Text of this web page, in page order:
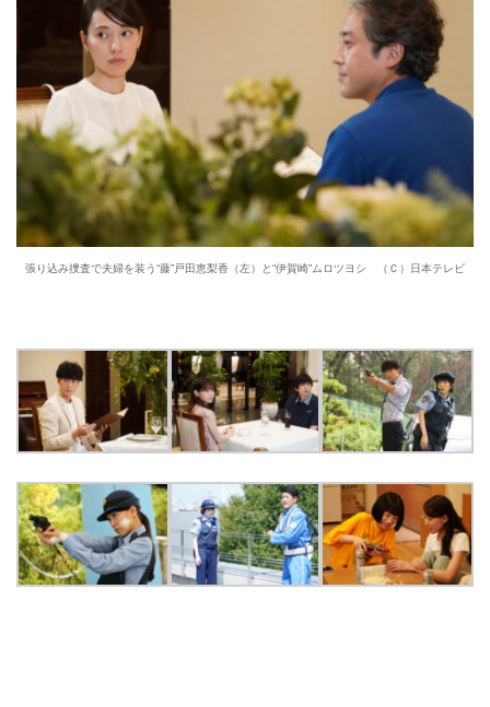
張り込み捜査で夫婦を装う“藤”戸田恵梨香（左）と“伊賀崎”ムロツヨシ （Ｃ）日本テレビ